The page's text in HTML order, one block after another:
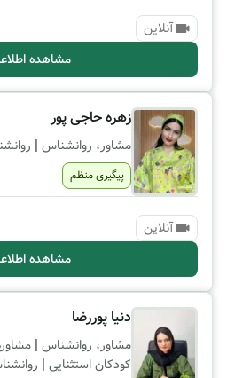
آنلاین
مشاهده
زهره حاجی پور
مشاور، روانشناس |
پیگیری منظم
آنلاین
مشاهده
دنیا پوررضا
مشاور، روانشناس |
کودکان استثنایی |